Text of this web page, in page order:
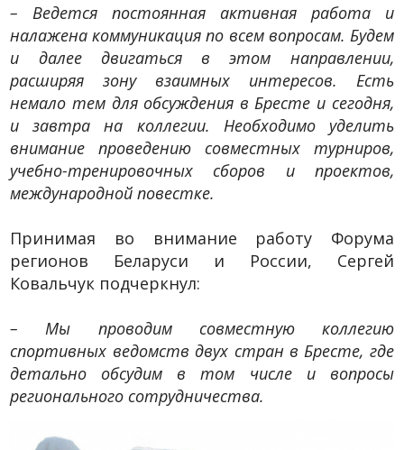
– Ведется постоянная активная работа и
налажена коммуникация по всем вопросам. Будем
и далее двигаться в этом направлении,
расширяя зону взаимных интересов. Есть
немало тем для обсуждения в Бресте и сегодня,
и завтра на коллегии. Необходимо уделить
внимание проведению совместных турниров,
учебно-тренировочных сборов и проектов,
международной повестке.
Принимая во внимание работу Форума
регионов Беларуси и России, Сергей
Ковальчук подчеркнул:
– Мы проводим совместную коллегию
спортивных ведомств двух стран в Бресте, где
детально обсудим в том числе и вопросы
регионального сотрудничества.